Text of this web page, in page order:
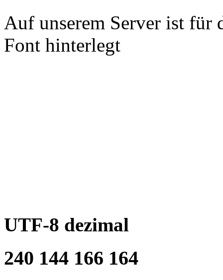
Auf unserem Server ist für
Font hinterlegt
UTF-8 dezimal
240 144 166 164